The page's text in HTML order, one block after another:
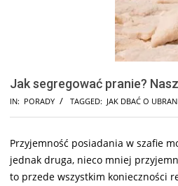
Jak segregować pranie?
IN: PORADY TAGGED: JAK DBAĆ O
Przyjemność posiadania w szafie
jednak druga, nieco mniej
to przede wszystkim konieczności